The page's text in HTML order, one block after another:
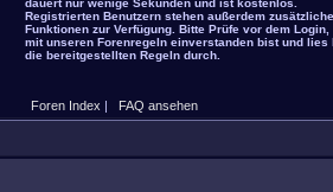
dauert nur wenige Sekunden und ist kostenlos.
Registrierten Benutzern stehen außerdem zusätzliche
Funktionen zur Verfügung. Bitte Prüfe vor dem Login,
mit unseren Forenregeln einverstanden bist und lies
die bereitgestellten Regeln durch.
Foren Index | FAQ ansehen